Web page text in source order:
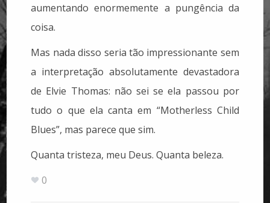
aumentando enormemente a pungência da
coisa.
Mas nada disso seria tão impressionante sem
a interpretação absolutamente devastadora
de Elvie Thomas: não sei se ela passou por
tudo o que ela canta em “Motherless Child
Blues”, mas parece que sim.
Quanta tristeza, meu Deus. Quanta beleza.
0